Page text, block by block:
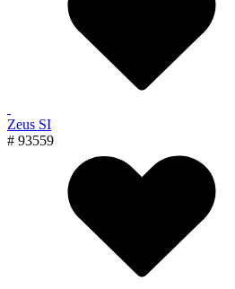
Zeus SI
# 93559